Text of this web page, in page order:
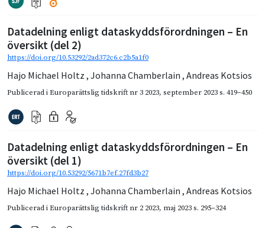
Datadelning enligt dataskyddsförordningen – En
översikt (del 2)
https://doi.org/10.53292/2ad372c6.c2b5a1f0
Hajo Michael Holtz , Johanna Chamberlain , Andreas Kotsios
Publicerad iEuroparättslig tidskrift nr 3 2023, september 2023s. 419–450
Datadelning enligt dataskyddsförordningen – En
översikt (del 1)
https://doi.org/10.53292/5671b7ef.27fd3b27
Hajo Michael Holtz , Johanna Chamberlain , Andreas Kotsios
Publicerad iEuroparättslig tidskrift nr 2 2023, maj 2023s. 295–324